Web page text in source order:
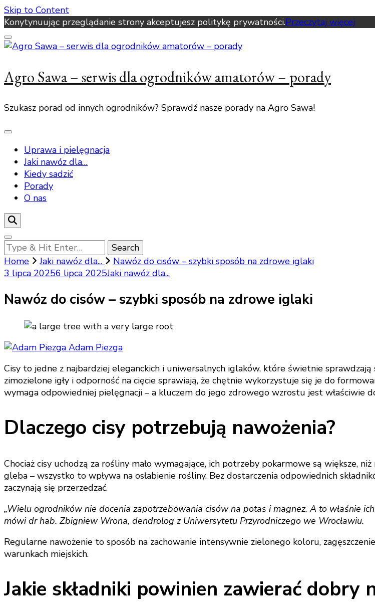
Skip to Content
Konytynuując przeglądanie strony akceptujesz politykę prywatności.Przeczytaj więcej
Agro Sawa – serwis dla ogrodników amatorów – porady
Szukasz porad od innych ogrodników? Sprawdź nasze porady na Agro Sawa!
Uprawa i pielęgnacja
Jaki nawóz dla…
Kiedy sadzić
Porady
O nas
Looking
for
Something?
Home Jaki nawóz dla...
Nawóz do cisów – szybki sposób na zdrowe iglaki
3 lipca 20256 lipca 2025Jaki nawóz dla...
Nawóz do cisów – szybki sposób na zdrowe iglaki
Adam Piezga
Cisy to jedne z najbardziej eleganckich i uniwersalnych iglaków, które świetnie
zimozielone igły i odporność na cięcie sprawiają, że chętnie wykorzystuje się je do
wymaga odpowiedniej pielęgnacji – a kluczem do jego zdrowego wzrostu jest właściwie
Dlaczego cisy potrzebują nawożenia?
Chociaż cisy uchodzą za rośliny mało wymagające, ich potrzeby pokarmowe są większe,
gleba – wszystko to wpływa na osłabienie rośliny. Bez dostarczenia odpowiednich
zaczynają się przerzedzać.
„Wielu ogrodników nie docenia zapotrzebowania cisów na potas i magnez. A to właśnie
mówi dr hab. Zbigniew Wrona, dendrolog z Uniwersytetu Przyrodniczego we Wrocławiu.
Regularne nawożenie to sposób na zachowanie intensywnie zielonego koloru,
warunkach miejskich.
Jakie składniki powinien zawierać dobry